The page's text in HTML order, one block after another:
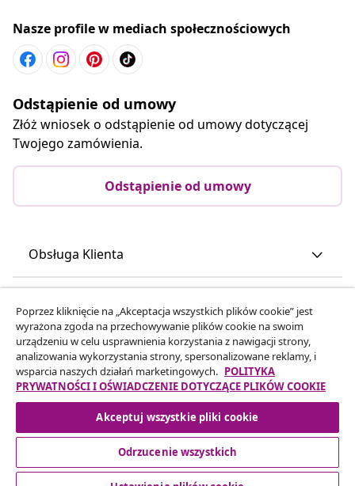
Nasze profile w mediach społecznościowych
Odstąpienie od umowy
Złóż wniosek o odstąpienie od umowy dotyczącej
Twojego zamówienia.
Odstąpienie od umowy
Obsługa Klienta
vidaXL
Odkryj więcej
Poprzez kliknięcie na „Akceptacja wszystkich plików cookie” jest
wyrażona zgoda na przechowywanie plików cookie na swoim
urządzeniu w celu usprawnienia korzystania z nawigacji strony,
analizowania wykorzystania strony, spersonalizowane reklamy, i
wsparcia naszych działań marketingowych. POLITYKA
PRYWATNOŚCI I OŚWIADCZENIE DOTYCZĄCE PLIKÓW COOKIE
Akceptuj wszystkie pliki cookie
Odrzucenie wszystkich